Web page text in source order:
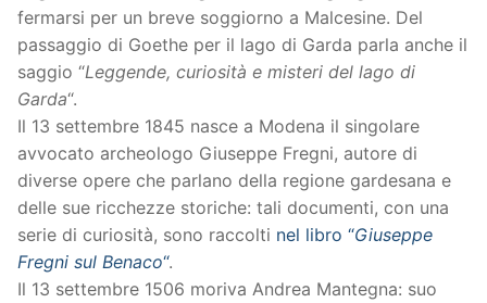
fermarsi per un breve soggiorno a Malcesine. Del
passaggio di Goethe per il lago di Garda parla anche il
saggio “Leggende, curiosità e misteri del lago di
Garda“.
Il 13 settembre 1845 nasce a Modena il singolare
avvocato archeologo Giuseppe Fregni, autore di
diverse opere che parlano della regione gardesana e
delle sue ricchezze storiche: tali documenti, con una
serie di curiosità, sono raccolti nel libro “Giuseppe
Fregni sul Benaco“.
Il 13 settembre 1506 moriva Andrea Mantegna: suo